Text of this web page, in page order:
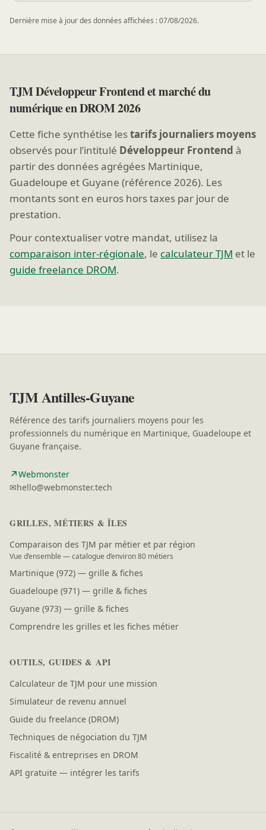
Dernière mise à jour des données affichées : 07/08/2026.
TJM Développeur Frontend et marché du
numérique en DROM 2026
Cette fiche synthétise lestarifs journaliers moyens
observés pour l’intitulé Développeur Frontend à
partir des données agrégées Martinique,
Guadeloupe et Guyane (référence 2026). Les
montants sont en euros hors taxes par jour de
prestation.
Pour contextualiser votre mandat, utilisez la
comparaison inter-régionale, le calculateur TJM et le
guide freelance DROM.
TJM Antilles-Guyane
Référence des tarifs journaliers moyens pour les
professionnels du numérique en Martinique, Guadeloupe et
Guyane française.
↗Webmonster(nouvelle fenêtre)
✉hello@webmonster.tech
GRILLES, MÉTIERS & ÎLES
Comparaison des TJM par métier et par région
Vue d’ensemble — catalogue d’environ 80 métiers
Martinique (972) — grille & fiches
Guadeloupe (971) — grille & fiches
Guyane (973) — grille & fiches
Comprendre les grilles et les fiches métier
OUTILS, GUIDES & API
Calculateur de TJM pour une mission
Simulateur de revenu annuel
Guide du freelance (DROM)
Techniques de négociation du TJM
Fiscalité & entreprises en DROM
API gratuite — intégrer les tarifs